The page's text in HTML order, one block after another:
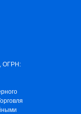
ОГРН: